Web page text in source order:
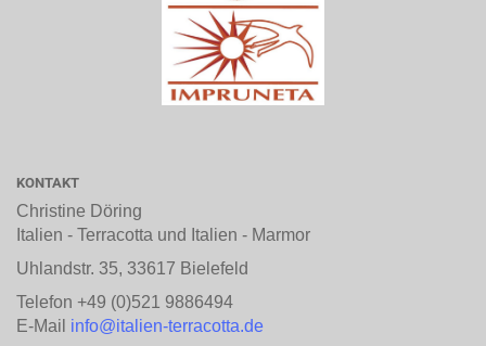
KONTAKT
Christine Döring
Italien - Terracotta und Italien - Marmor
Uhlandstr. 35, 33617 Bielefeld
Telefon +49 (0)521 9886494
E-Mail info@italien-terracotta.de